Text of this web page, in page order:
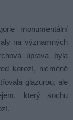
monumentální
na významných
úprava byla
korozí, nicméně
glazurou, ale
který sochu